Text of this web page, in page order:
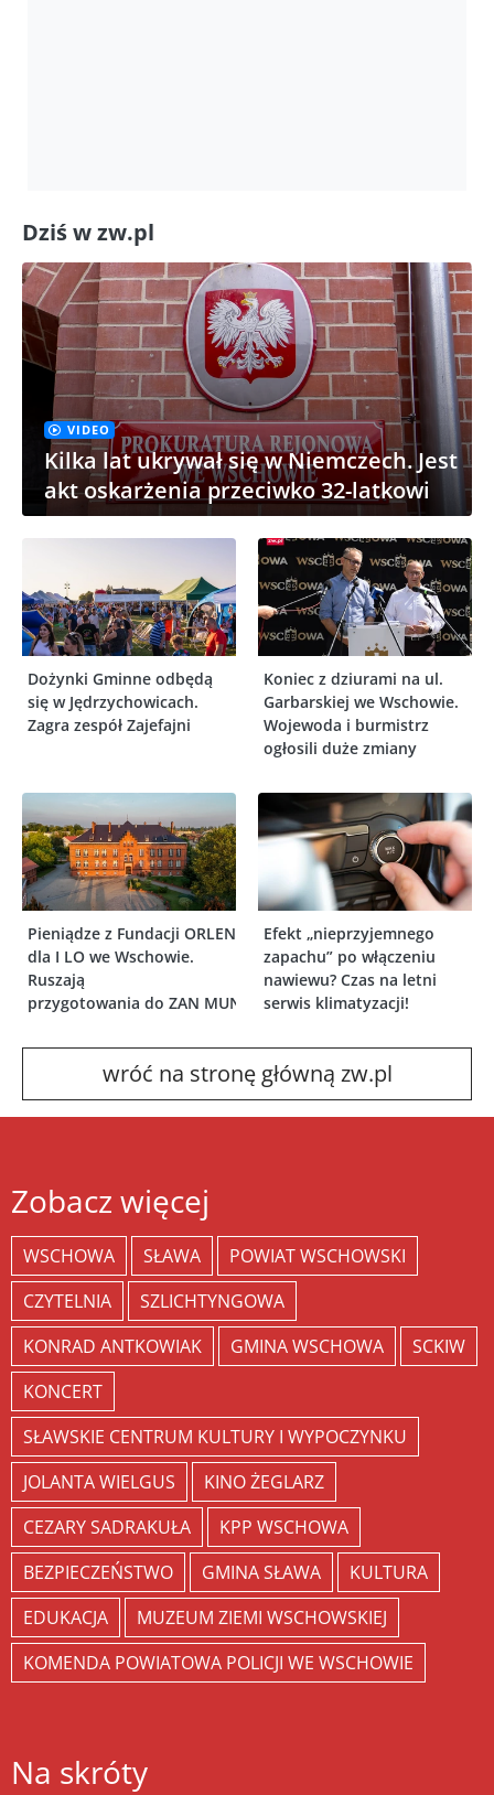
Dziś w zw.pl
VIDEO
Kilka lat ukrywał się w Niemczech. Jest
akt oskarżenia przeciwko 32-latkowi
Dożynki Gminne odbędą
się w Jędrzychowicach.
Zagra zespół Zajefajni
Koniec z dziurami na ul.
Garbarskiej we Wschowie.
Wojewoda i burmistrz
ogłosili duże zmiany
Pieniądze z Fundacji ORLEN
dla I LO we Wschowie.
Ruszają
przygotowania do ZAN MUN
Efekt „nieprzyjemnego
zapachu” po włączeniu
nawiewu? Czas na letni
serwis klimatyzacji!
wróć na stronę główną zw.pl
Zobacz więcej
WSCHOWA SŁAWA
POWIAT WSCHOWSKI
CZYTELNIA
SZLICHTYNGOWA
KONRAD ANTKOWIAK
GMINA WSCHOWA
SCKIW
KONCERT
SŁAWSKIE CENTRUM KULTURY I WYPOCZYNKU
JOLANTA WIELGUS
KINO ŻEGLARZ
CEZARY SADRAKUŁA
KPP WSCHOWA
BEZPIECZEŃSTWO
GMINA SŁAWA
KULTURA
EDUKACJA
MUZEUM ZIEMI WSCHOWSKIEJ
KOMENDA POWIATOWA POLICJI WE WSCHOWIE
Na skróty